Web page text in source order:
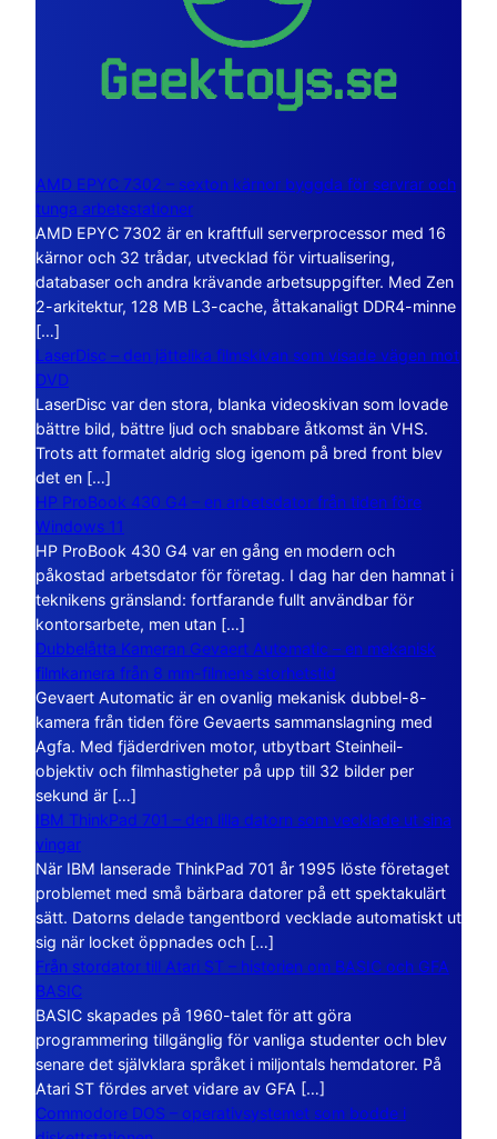
AMD EPYC 7302 – sexton kärnor byggda för servrar och
tunga arbetsstationer
AMD EPYC 7302 är en kraftfull serverprocessor med 16
kärnor och 32 trådar, utvecklad för virtualisering,
databaser och andra krävande arbetsuppgifter. Med Zen
2-arkitektur, 128 MB L3-cache, åttakanaligt DDR4-minne
[…]
LaserDisc – den jättelika filmskivan som visade vägen mot
DVD
LaserDisc var den stora, blanka videoskivan som lovade
bättre bild, bättre ljud och snabbare åtkomst än VHS.
Trots att formatet aldrig slog igenom på bred front blev
det en […]
HP ProBook 430 G4 – en arbetsdator från tiden före
Windows 11
HP ProBook 430 G4 var en gång en modern och
påkostad arbetsdator för företag. I dag har den hamnat i
teknikens gränsland: fortfarande fullt användbar för
kontorsarbete, men utan […]
Dubbelåtta Kameran Gevaert Automatic – en mekanisk
filmkamera från 8 mm-filmens storhetstid
Gevaert Automatic är en ovanlig mekanisk dubbel-8-
kamera från tiden före Gevaerts sammanslagning med
Agfa. Med fjäderdriven motor, utbytbart Steinheil-
objektiv och filmhastigheter på upp till 32 bilder per
sekund är […]
IBM ThinkPad 701 – den lilla datorn som vecklade ut sina
vingar
När IBM lanserade ThinkPad 701 år 1995 löste företaget
problemet med små bärbara datorer på ett spektakulärt
sätt. Datorns delade tangentbord vecklade automatiskt ut
sig när locket öppnades och […]
Från stordator till Atari ST – historien om BASIC och GFA
BASIC
BASIC skapades på 1960-talet för att göra
programmering tillgänglig för vanliga studenter och blev
senare det självklara språket i miljontals hemdatorer. På
Atari ST fördes arvet vidare av GFA […]
Commodore DOS – operativsystemet som bodde i